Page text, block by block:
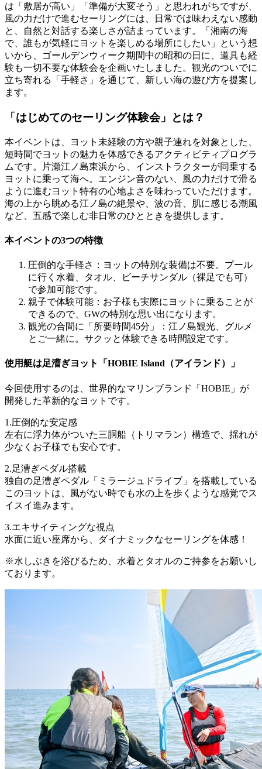
は「敷居が高い」「準備が大変そう」と思われがちですが、
風の力だけで進むセーリングには、日常では味わえない感動
と、自然と対話する楽しさが詰まっています。「湘南の海
で、誰もが気軽にヨットを楽しめる場所にしたい」という想
いから、ゴールデンウィーク期間中の昭和の日に、道具も経
験も一切不要な体験会を企画いたしました。観光のついでに
立ち寄れる「手軽さ」を通じて、新しい海の遊び方を提案し
ます。
「はじめてのセーリング体験会」とは？
本イベントは、ヨット未経験の方や親子連れを対象とした、
短時間でヨットの魅力を体感できるアクティビティプログラ
ムです。片瀬江ノ島東浜から、インストラクターが同乗する
ヨットに乗って海へ。エンジン音のない、風の力だけで滑る
ように進むヨット特有の心地よさを味わっていただけます。
海の上から眺める江ノ島の絶景や、波の音、肌に感じる潮風
など、五感で楽しむ非日常のひとときを提供します。
本イベントの3つの特徴
圧倒的な手軽さ：ヨットの特別な装備は不要。プール
に行く水着、タオル、ビーチサンダル（裸足でも可）
で参加可能です。
親子で体験可能：お子様も実際にヨットに乗ることが
できるので、GWの特別な思い出になります。
観光の合間に「所要時間45分」：江ノ島観光、グルメ
とご一緒に。サクッと体験できる時間設定です。
使用艇は足漕ぎヨット「HOBIE Island（アイランド）」
今回使用するのは、世界的なマリンブランド「HOBIE」が
開発した革新的なヨットです。
1.圧倒的な安定感
左右に浮力体がついた三胴船（トリマラン）構造で、揺れが
少なくお子様でも安心です。
2.足漕ぎペダル搭載
独自の足漕ぎペダル「ミラージュドライブ」を搭載している
このヨットは、風がない時でも水の上を歩くような感覚でス
イスイ進みます。
3.エキサイティングな視点
水面に近い座席から、ダイナミックなセーリングを体感！
※水しぶきを浴びるため、水着とタオルのご持参をお願いし
ております。